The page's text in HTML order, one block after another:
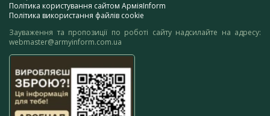
Політика користування сайтом АрміяInform
Політика використання файлів cookie
Зауваження та пропозиції по роботі сайту надсилайте на адресу:
webmaster@armyinform.com.ua